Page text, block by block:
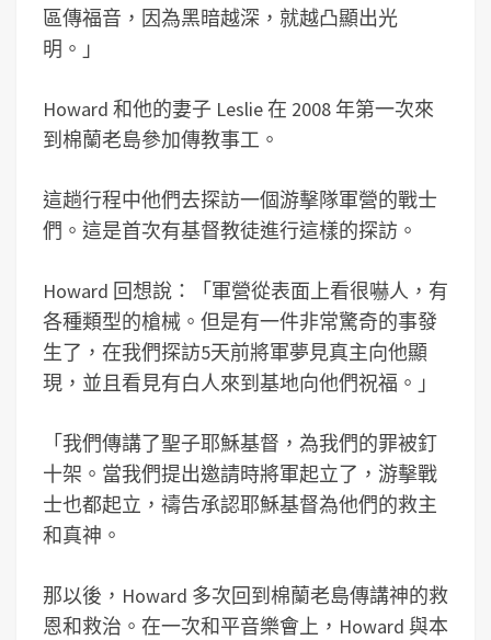
區傳福音，因為黑暗越深，就越凸顯出光
明。」
Howard 和他的妻子 Leslie 在 2008 年第一次來
到棉蘭老島參加傳教事工。
這趟行程中他們去探訪一個游擊隊軍營的戰士
們。這是首次有基督教徒進行這樣的探訪。
Howard 回想說：「軍營從表面上看很嚇人，有
各種類型的槍械。但是有一件非常驚奇的事發
生了，在我們探訪5天前將軍夢見真主向他顯
現，並且看見有白人來到基地向他們祝福。」
「我們傳講了聖子耶穌基督，為我們的罪被釘
十架。當我們提出邀請時將軍起立了，游擊戰
士也都起立，禱告承認耶穌基督為他們的救主
和真神。
那以後，Howard 多次回到棉蘭老島傳講神的救
恩和救治。在一次和平音樂會上，Howard 與本